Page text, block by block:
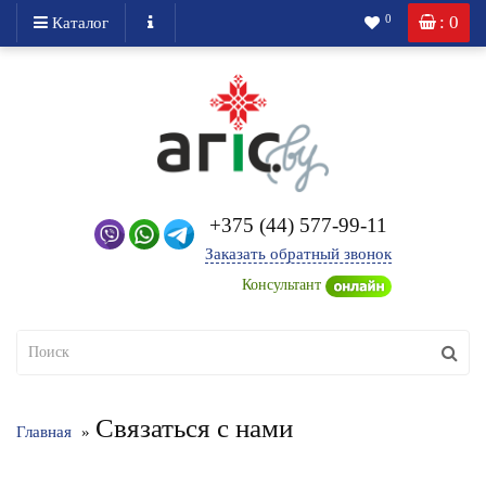
: 0
Каталог 0
+375 (44) 577-99-11
Заказать обратный звонок
Консультант
Главная Связаться с нами